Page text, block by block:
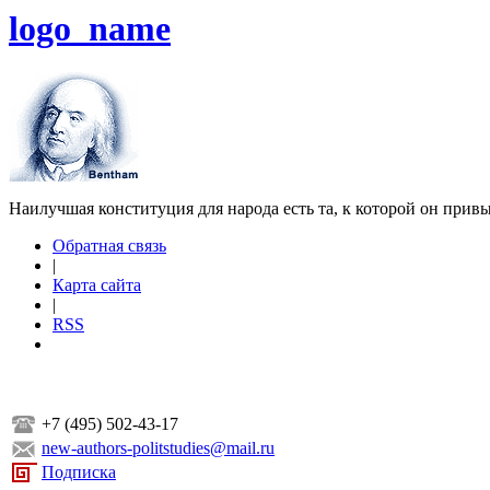
logo_name
Наилучшая конституция для народа есть та, к которой он
Обратная связь
|
Карта сайта
|
RSS
+7 (495) 502-43-17
new-authors-politstudies@mail.ru
Подписка